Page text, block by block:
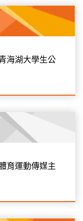
海湖大學生公
育運動傳媒主